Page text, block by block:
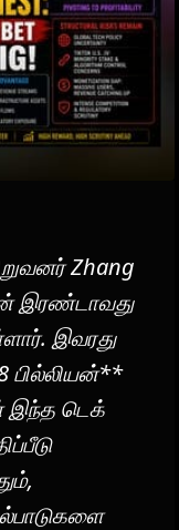
Zhang
இரண்டாவது
இவரது
பில்லியன்**
இந்த டெக்